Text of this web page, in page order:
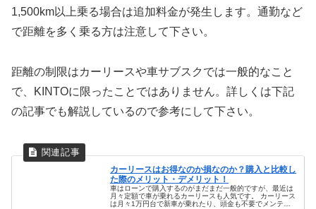
1,500km以上乗る場合は追加料金が発生します。通勤など
で距離を多く乗る方は注意して下さい。
距離の制限はカーリースや車サブスクでは一般的なこと
で、KINTOに限ったことではありません。詳しくは下記
の記事でも解説しているので参考にして下さい。
カーリースはお得なのか損なのか？購入と比較し
た際のメリット・デメリット！
車はローンで購入するのがまだまだ一般的ですが、最近は
月々定額で車が乗れるカーリースも人気です。 カーリース
は月々1万円台で新車が乗れたり、頭金も不要でメンテナ